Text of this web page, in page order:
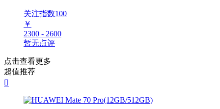
关注指数100
￥
2300 - 2600
暂无点评
点击查看更多
超值推荐
